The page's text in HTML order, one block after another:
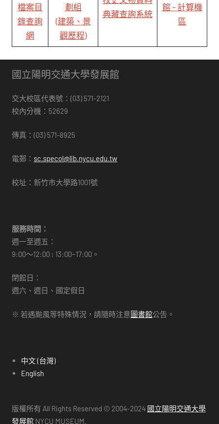
檔案目
錄查詢
網
劃組
(建築、景
觀歷程)
典藏查詢系統
館 – 計算機
區
國立陽明交通大學發展館
交大校區代表號：(03) 571-2121
校內分機：52629
傳真：(03) 571-8925
電郵： sc.specol@lib.nycu.edu.tw
校址：新竹市大學路1001號
服務時間：
週一至週五：
9:00～12:00 ; 13:00~17:00。
閉館日：
週六、週日、國定假日
※ 若遇颱風等特殊情況，請隨時注意圖書館公告。
中文 (台灣)
English
版權所有 All Rights Reserved © 2004-2024 國立陽明交通大學
發展館 NYCU MUSEUM.